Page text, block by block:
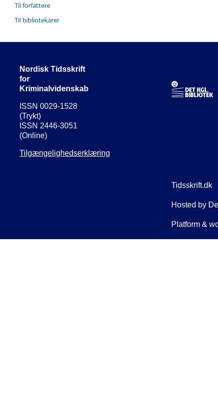
Til forfattere
Til bibliotekarer
Nordisk Tidsskrift
for
Kriminalvidenskab
ISSN 0029-1528
(Trykt)
ISSN 2446-3051
(Online)
Tilgængelighedserklæring